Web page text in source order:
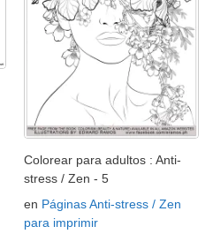
Colorear para adultos : Anti-
stress / Zen - 5
en Páginas Anti-stress / Zen
para imprimir